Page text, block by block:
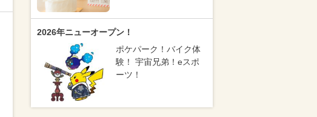
2026年ニューオープン！
ポケパーク！バイク体
験！ 宇宙兄弟！eスポ
ーツ！